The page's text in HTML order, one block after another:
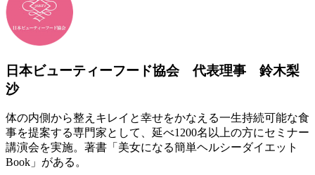
日本ビューティーフード協会 代表理事 鈴木梨
沙
体の内側から整えキレイと幸せをかなえる一生持続可能な食
事を提案する専門家として、延べ1200名以上の方にセミナー
講演会を実施。著書「美女になる簡単ヘルシーダイエット
Book」がある。